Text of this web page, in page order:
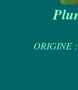
ORIGINE